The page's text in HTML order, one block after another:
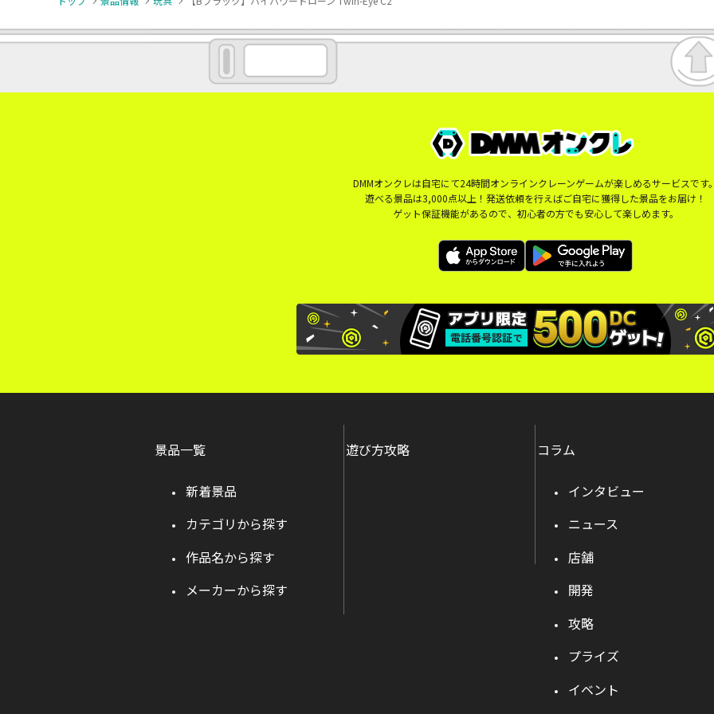
DMMオンクレは自宅にて24時間オンラインクレーンゲームが楽しめるサービスです
遊べる景品は3,000点以上！発送依頼を行えばご自宅に獲得した景品をお届け！
ゲット保証機能があるので、初心者の方でも安心して楽しめます。
景品一覧
新着景品
カテゴリから探す
作品名から探す
メーカーから探す
遊び方攻略 コラム
インタビュー
ニュース
店舗
開発
攻略
プライズ
イベント